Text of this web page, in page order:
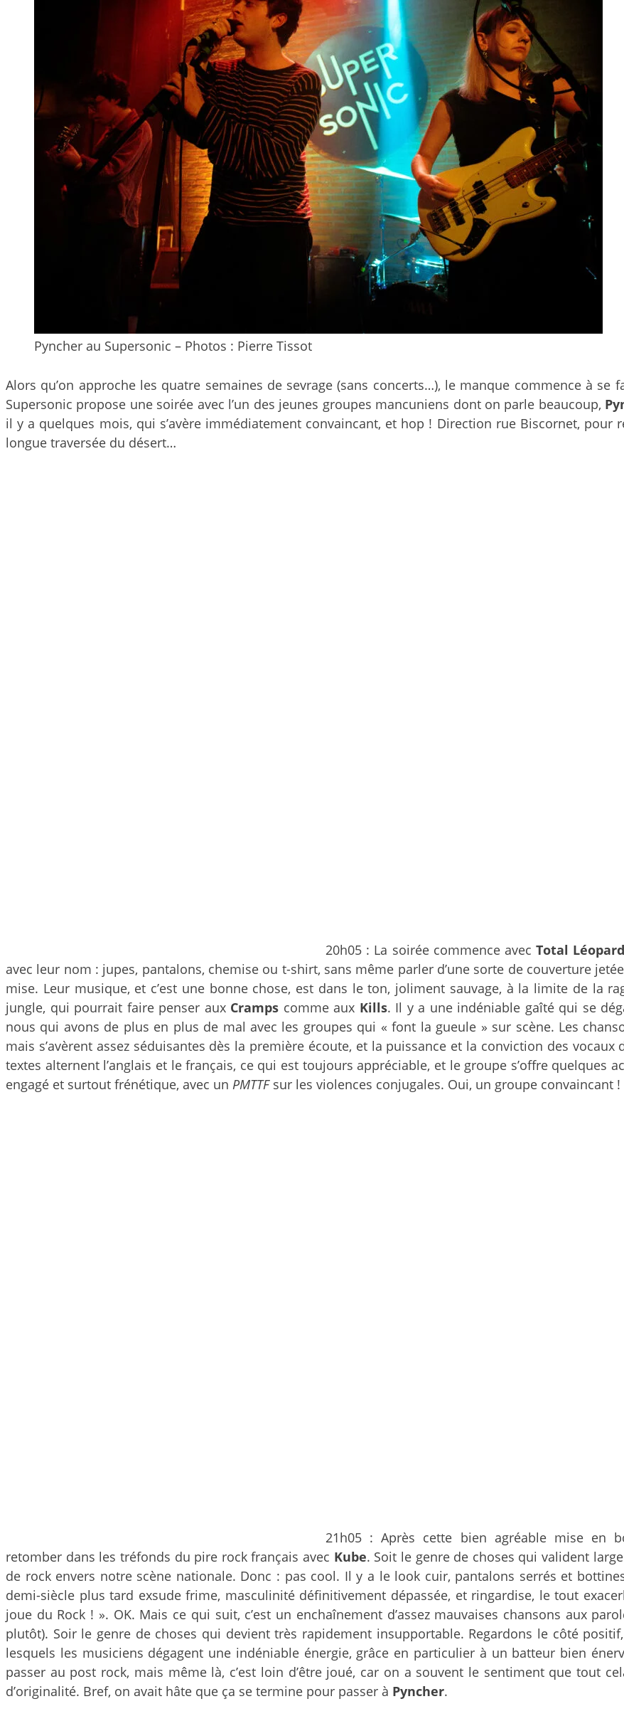
Pyncher au Supersonic – Photos : Pierre Tissot
Alors qu’on approche les quatre semaines de sevrage (sans concerts…), le manque commence à
Supersonic propose une soirée avec l’un des jeunes groupes mancuniens dont on parle beaucoup,
il y a quelques mois, qui s’avère immédiatement convaincant, et hop ! Direction rue Biscornet,
longue traversée du désert…
20h05 : La soirée commence avec Total Léopard
avec leur nom : jupes, pantalons, chemise ou t-shirt, sans même parler d’une sorte de couverture
mise. Leur musique, et c’est une bonne chose, est dans le ton, joliment sauvage, à la limite de la
jungle, qui pourrait faire penser aux Cramps comme aux Kills. Il y a une indéniable gaîté qui se
nous qui avons de plus en plus de mal avec les groupes qui « font la gueule » sur scène. Les
mais s’avèrent assez séduisantes dès la première écoute, et la puissance et la conviction des vocaux
textes alternent l’anglais et le français, ce qui est toujours appréciable, et le groupe s’offre quelques
engagé et surtout frénétique, avec un PMTTFsur les violences conjugales. Oui, un groupe convaincant !
21h05 : Après cette bien agréable mise en
retomber dans les tréfonds du pire rock français avec Kube. Soit le genre de choses qui valident
de rock envers notre scène nationale. Donc : pas cool. Il y a le look cuir, pantalons serrés et
demi-siècle plus tard exsude frime, masculinité définitivement dépassée, et ringardise, le tout
joue du Rock ! ». OK. Mais ce qui suit, c’est un enchaînement d’assez mauvaises chansons aux
plutôt). Soir le genre de choses qui devient très rapidement insupportable. Regardons le côté
lesquels les musiciens dégagent une indéniable énergie, grâce en particulier à un batteur bien
passer au post rock, mais même là, c’est loin d’être joué, car on a souvent le sentiment que tout
d’originalité. Bref, on avait hâte que ça se termine pour passer à Pyncher.